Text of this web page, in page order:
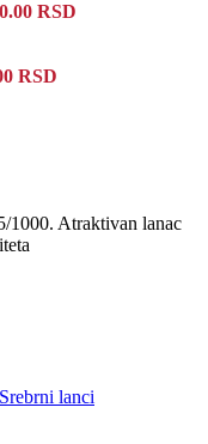
RSD
RSD
1000. Atraktivan lanac
Srebrni lanci